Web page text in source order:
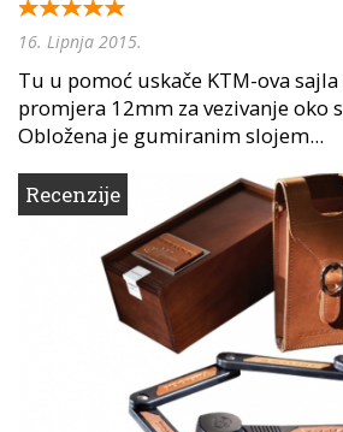
16. Lipnja 2015.
Tu u pomoć uskače KTM-ova
promjera 12mm za vezivanje oko
Obložena je gumiranim slojem...
Recenzije